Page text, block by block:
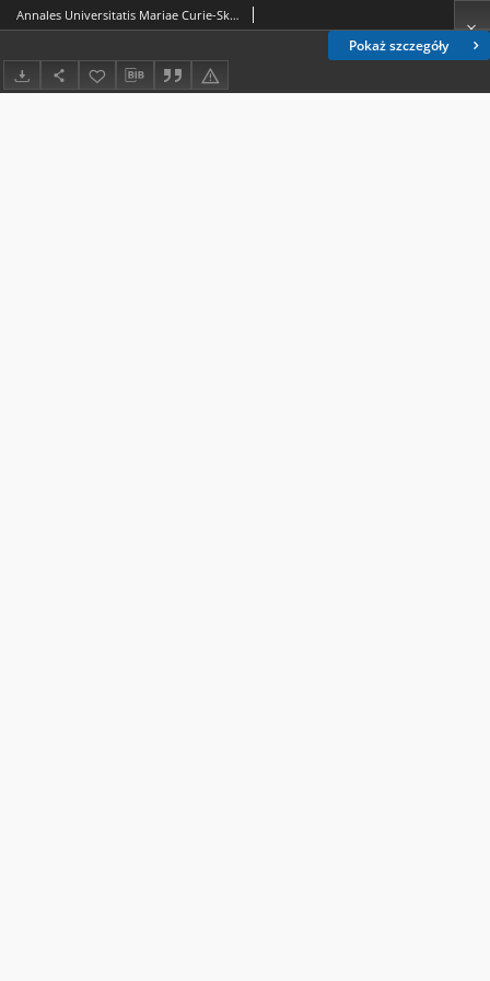
Pokaż szczegóły
Annales Universitatis Mariae Curie-Skłodowska. Sectio B, Geographia, Geologia, Mineralogia et Petrographia Vol. 69 (2014), 1. Spis treści